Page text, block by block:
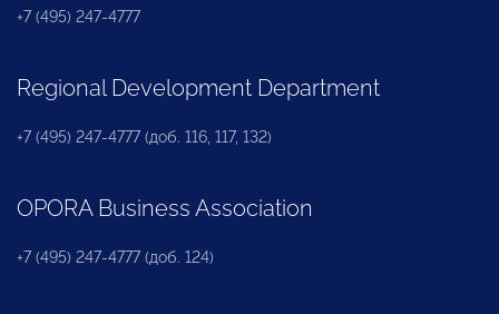
+7 (495) 247-4777
Regional Development Department
+7 (495) 247-4777 (доб. 116, 117, 132)
OPORA Business Association
+7 (495) 247-4777 (доб. 124)